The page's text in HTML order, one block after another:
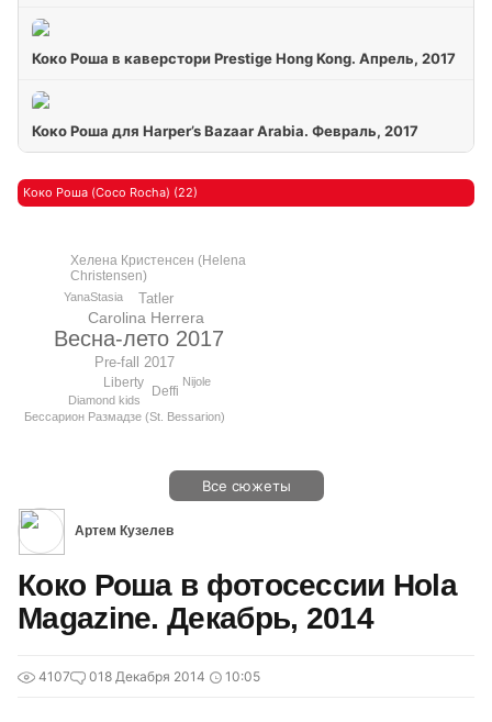
Коко Роша в каверстори Prestige Hong Kong. Апрель, 2017
Коко Роша для Harper’s Bazaar Arabia. Февраль, 2017
Коко Роша (Coco Rocha) (22)
Весна-лето 2017
Carolina Herrera
Pre-fall 2017
Tatler
Deffi
Хелена Кристенсен (Helena
Christensen)
Liberty
YanaStasia
Бессарион Размадзе (St. Bessarion)
Diamond kids
Nijole
Все сюжеты
Артем Кузелев
Коко Роша в фотосессии Hola
Magazine. Декабрь, 2014
4107 018 Декабря 2014 10:05